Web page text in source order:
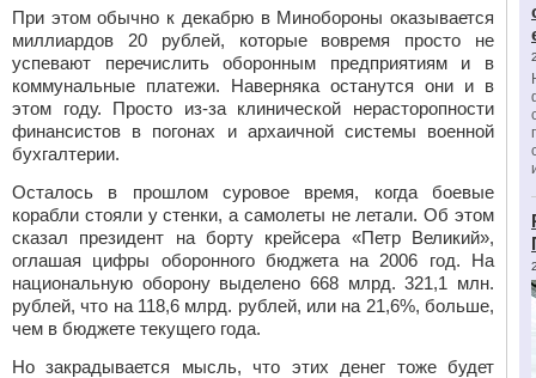
При этом обычно к декабрю в Минобороны оказывается
миллиардов 20 рублей, которые вовремя просто не
успевают перечислить оборонным предприятиям и в
коммунальные платежи. Наверняка останутся они и в
этом году. Просто из-за клинической нерасторопности
финансистов в погонах и архаичной системы военной
бухгалтерии.
Осталось в прошлом суровое время, когда боевые
корабли стояли у стенки, а самолеты не летали. Об этом
сказал президент на борту крейсера «Петр Великий»,
оглашая цифры оборонного бюджета на 2006 год. На
национальную оборону выделено 668 млрд. 321,1 млн.
рублей, что на 118,6 млрд. рублей, или на 21,6%, больше,
чем в бюджете текущего года.
Но закрадывается мысль, что этих денег тоже будет